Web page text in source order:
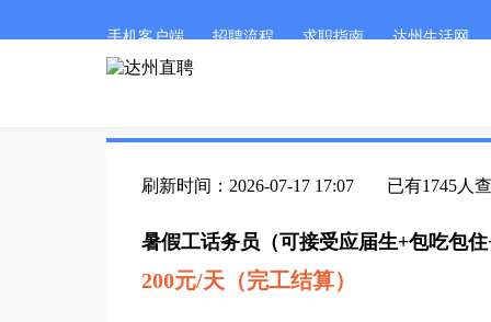
手机客户端 招聘流程 求职指南 达州生活网
刷新时间：2026-07-17 17:07 已有1745人
暑假工话务员（可接受应届生+包吃包
200元/天（完工结算）